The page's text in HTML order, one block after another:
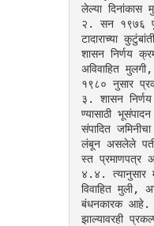
लेल्या दिनांकास
२. सन १९७६
टादाराच्या
शासन निर्णय
अविवाहित
१९८० नुसार
३. शासन निर्णय
ण्यासाठी
संपादित
लंबून असलेले पती,
स्त प्रमाणपत्र
४.४. त्यानुसार
विवाहित मुली,
बंधनकारक आहे.
झाल्यावरही